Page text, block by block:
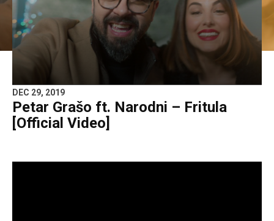
DEC 29, 2019
Petar Grašo ft. Narodni – Fritula
[Official Video]